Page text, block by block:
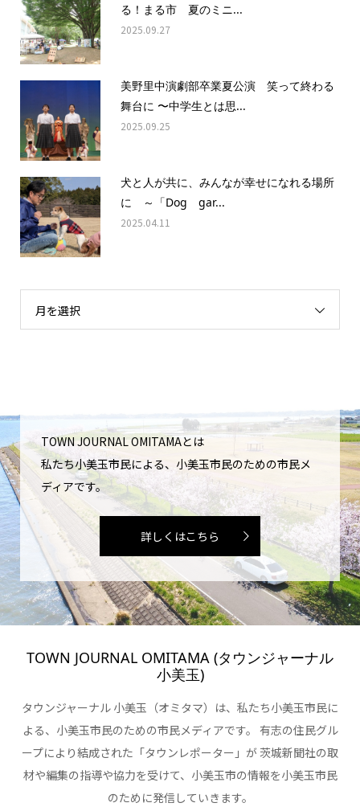
る！まる市 夏のミニ...
2025.09.27
美野里中演劇部卒業夏公演 笑って終わる
舞台に 〜中学生とは思...
2025.09.25
犬と人が共に、みんなが幸せになれる場所
に ～「Dog gar...
2025.04.11
月を選択
TOWN JOURNAL OMITAMAとは
私たち小美玉市民による、小美玉市民のための市民メ
ディアです。
詳しくはこちら
TOWN JOURNAL OMITAMA (タウンジャーナル
小美玉)
タウンジャーナル 小美玉（オミタマ）は、私たち小美玉市民に
よる、小美玉市民のための市民メディアです。 有志の住民グル
ープにより結成された「タウンレポーター」が 茨城新聞社の取
材や編集の指導や協力を受けて、小美玉市の情報を小美玉市民
のために発信していきます。